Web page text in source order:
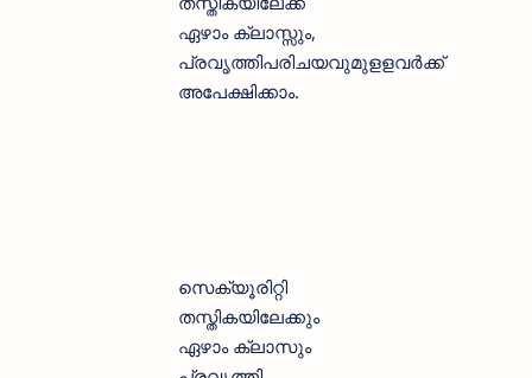
ഏഴാം ക്ലാസ്സും,
പ്രവൃത്തിപരിചയവുമുളളവര്‍ക്ക്
അപേക്ഷിക്കാം.
സെക്യൂരിറ്റി
തസ്തികയിലേക്കും
ഏഴാം ക്ലാസും